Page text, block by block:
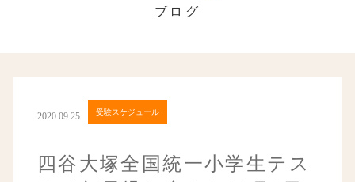
ブログ
2020.09.25 受験スケジュール
四谷大塚全国統一小学生テス